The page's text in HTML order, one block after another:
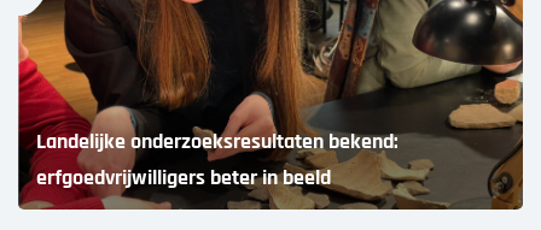
Landelijke onderzoeksresultaten bekend:
erfgoedvrijwilligers beter in beeld